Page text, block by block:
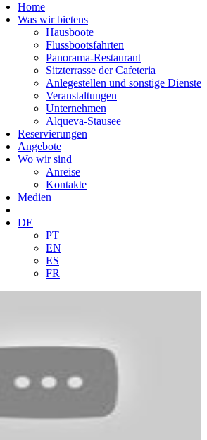
Home
Was wir bietens
Hausboote
Flussbootsfahrten
Panorama-Restaurant
Sitzterrasse der Cafeteria
Anlegestellen und sonstige Dienste
Veranstaltungen
Unternehmen
Alqueva-Stausee
Reservierungen
Angebote
Wo wir sind
Anreise
Kontakte
Medien
DE
PT
EN
ES
FR